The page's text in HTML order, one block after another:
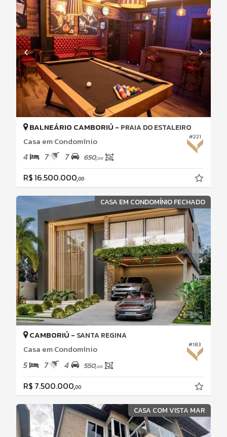
#221
BALNEÁRIO CAMBORIÚ - PRAIA DO ESTALEIRO
Casa em Condomínio
4 7 7 650,00
R$ 16.500.000,00
CASA EM CONDOMÍNIO FECHADO
#183
CAMBORIÚ - SANTA REGINA
Casa em Condomínio
5 7 4 550,00
R$ 7.500.000,00
CASA COM VISTA MAR